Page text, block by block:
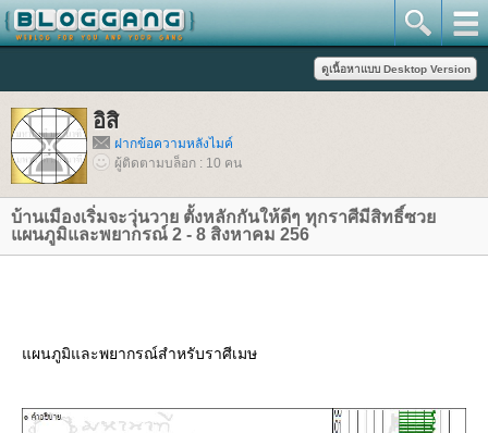
อิสิ
ฝากข้อความหลังไมค์
ผู้ติดตามบล็อก : 10 คน
บ้านเมืองเริ่มจะวุ่นวาย ตั้งหลักกันให้ดีๆ ทุกราศีมีสิทธิ์ซว
ผนภูมิและพยากรณ์ 2 - 8 สิงหาคม 256
ผนภูมิและพยากรณ์สำหรับราศีเมษ